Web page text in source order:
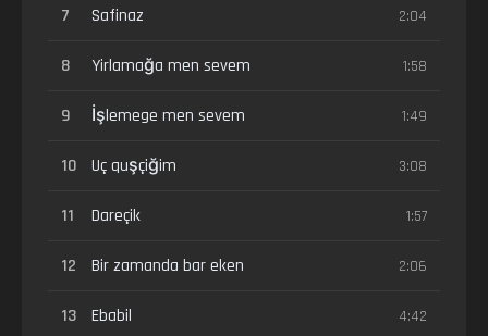
7 Safinaz 2:04
8 Yirlamağa men sevem 1:58
9 İşlemege men sevem 1:49
10 Uç quşçiğim 3:08
11 Dareçik 1:57
12 Bir zamanda bar eken 2:06
13 Ebabil 4:42